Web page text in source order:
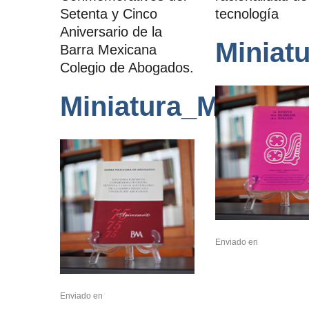
Setenta y Cinco
Aniversario de la
Barra Mexicana
Colegio de Abogados.
Enviado en
tecnología
Enviado en